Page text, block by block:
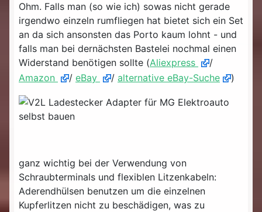
Ohm. Falls man (so wie ich) sowas nicht gerade
irgendwo einzeln rumfliegen hat bietet sich ein Set
an da sich ansonsten das Porto kaum lohnt - und
falls man bei dernächsten Bastelei nochmal einen
Widerstand benötigen sollte (Aliexpress
/
Amazon
/ eBay / alternative eBay-Suche )
ganz wichtig bei der Verwendung von
Schraubterminals und flexiblen Litzenkabeln:
Aderendhülsen benutzen um die einzelnen
Kupferlitzen nicht zu beschädigen, was zu